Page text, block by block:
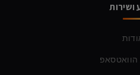
ושירות
הוואטסאפ